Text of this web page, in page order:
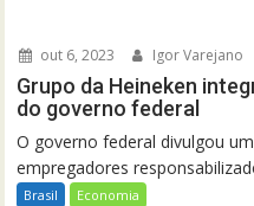
out 6, 2023 Igor Varejano
Grupo da Heineken
do governo federal
O governo federal divulgou
empregadores
Brasil Economia